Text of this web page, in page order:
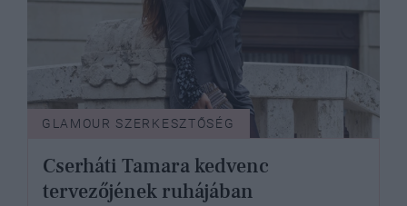
GLAMOUR SZERKESZTŐSÉG
Cserháti Tamara kedvenc
tervezőjének ruhájában